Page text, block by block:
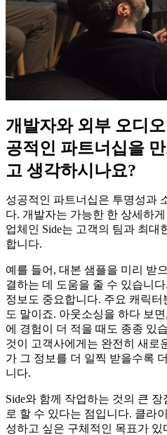
개발자와 외부 오디
공적인 파트너십을
고 생각하시나요?
성공적인 파트너십은 투명성과
다. 개발자는 가능한 한 상세하
업체인 Side는 고객의 팀과 최대
합니다.
예를 들어, 대본 샘플을 미리 받
결하는 데 도움을 줄 수 있습니
정보도 중요합니다. 주요 캐릭터
도 말이죠. 아웃소싱을 하다 보
에 경험이 더 적을 때도 종종 있
것이 고객사에게는 완전히 새로
가 그 정보를 더 일찍 받을수록
니다.
Side와 함께 작업하는 것의 큰 장
로 할 수 있다는 점입니다. 클라
성하고 싶은 구체적인 목표가 있